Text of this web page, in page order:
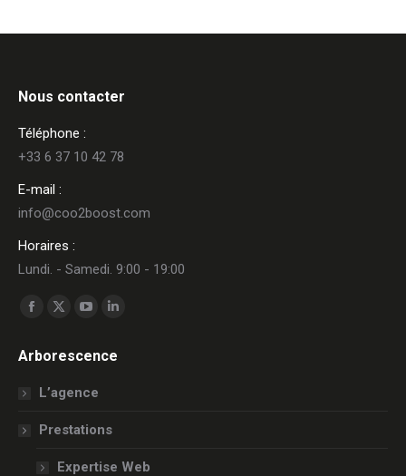
Nous contacter
Téléphone :
+33 6 37 10 42 78
E-mail :
info@coo2boost.com
Horaires :
Lundi. - Samedi. 9:00 - 19:00
Trouvez nous sur :
La
Facebook
s'ouvre
une
nouvelle
La
X
s'ouvre
une
nouvelle
YouTube
s'ouvre
une
nouvelle
LinkedIn
une
nouvelle
Arborescence
L’agence
Prestations
Expertise Web